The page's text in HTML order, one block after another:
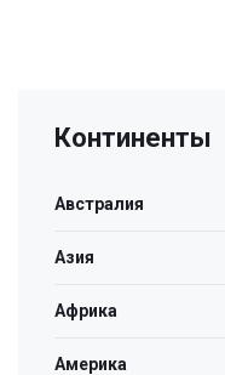
Континенты
Австралия
Азия
Африка
Америка